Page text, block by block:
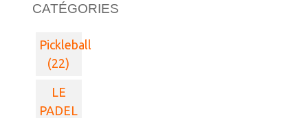
CATÉGORIES
Pickleball
(22)
LE
PADEL